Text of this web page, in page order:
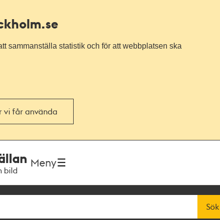
sammanställa statistik och för att webbplatsen ska
vi får använda
bild
Meny
Sök